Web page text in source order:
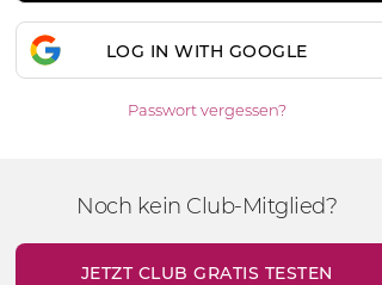
LOG IN WITH GOOGLE
Passwort vergessen?
Noch kein Club-Mitglied?
JETZT CLUB GRATIS TESTEN